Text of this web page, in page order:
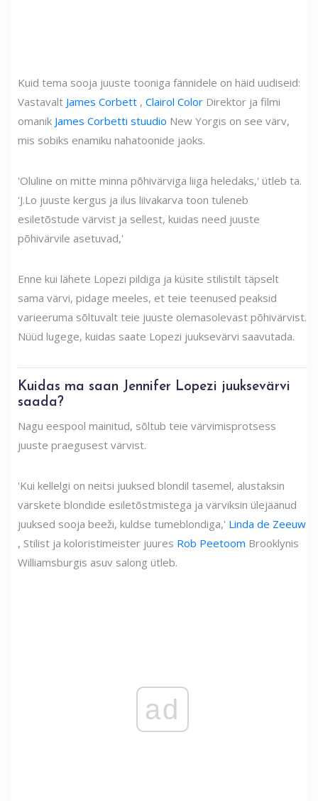
Kuid tema sooja juuste tooniga fännidele on häid uudiseid:
Vastavalt James Corbett , Clairol Color Direktor ja filmi
omanik James Corbetti stuudio New Yorgis on see värv,
mis sobiks enamiku nahatoonide jaoks.
'Oluline on mitte minna põhivärviga liiga heledaks,' ütleb ta.
'J.Lo juuste kergus ja ilus liivakarva toon tuleneb
esiletõstude värvist ja sellest, kuidas need juuste
põhivärvile asetuvad,'
Enne kui lähete Lopezi pildiga ja küsite stilistilt täpselt
sama värvi, pidage meeles, et teie teenused peaksid
varieeruma sõltuvalt teie juuste olemasolevast põhivärvist.
Nüüd lugege, kuidas saate Lopezi juuksevärvi saavutada.
Kuidas ma saan Jennifer Lopezi juuksevärvi
saada?
Nagu eespool mainitud, sõltub teie värvimisprotsess
juuste praegusest värvist.
'Kui kellelgi on neitsi juuksed blondil tasemel, alustaksin
värskete blondide esiletõstmistega ja värviksin ülejäänud
juuksed sooja beeži, kuldse tumeblondiga,' Linda de Zeeuw
, Stilist ja koloristimeister juures Rob Peetoom Brooklynis
Williamsburgis asuv salong ütleb.
ad